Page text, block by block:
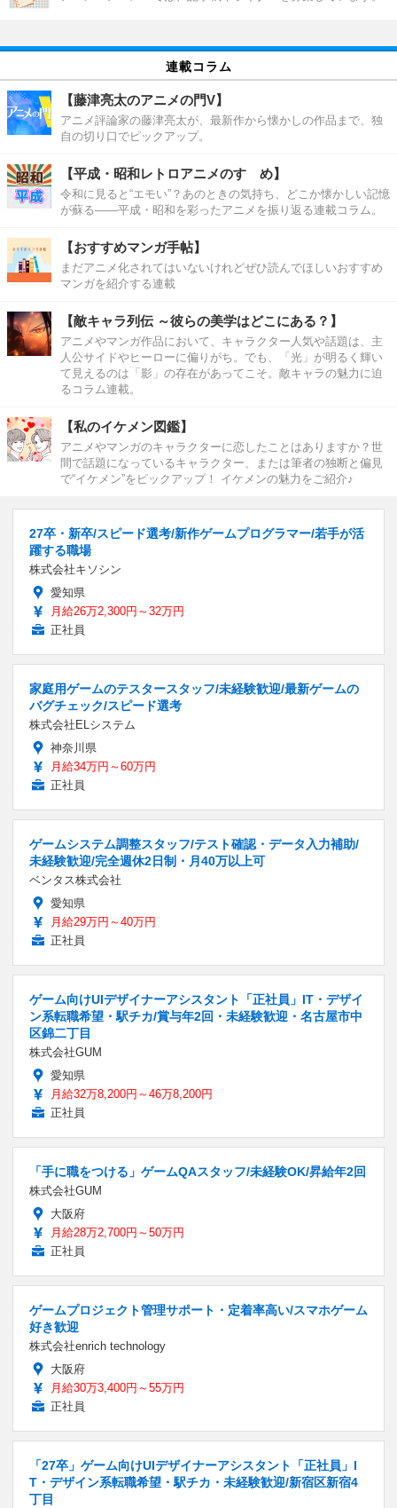
連載コラム
【藤津亮太のアニメの門V】
アニメ評論家の藤津亮太が、最新作から懐かしの作品まで、独
自の切り口でピックアップ。
【平成・昭和レトロアニメのすゝめ】
令和に見ると“エモい”？あのときの気持ち、どこか懐かしい記憶
が蘇る――平成・昭和を彩ったアニメを振り返る連載コラム。
【おすすめマンガ手帖】
まだアニメ化されてはいないけれどぜひ読んでほしいおすすめ
マンガを紹介する連載
【敵キャラ列伝 ～彼らの美学はどこにある？】
アニメやマンガ作品において、キャラクター人気や話題は、主
人公サイドやヒーローに偏りがち。でも、「光」が明るく輝い
て見えるのは「影」の存在があってこそ。敵キャラの魅力に迫
るコラム連載。
【私のイケメン図鑑】
アニメやマンガのキャラクターに恋したことはありますか？世
間で話題になっているキャラクター、または筆者の独断と偏見
で“イケメン”をピックアップ！ イケメンの魅力をご紹介♪
27卒・新卒/スピード選考/新作ゲームプログラマー/若手が活
躍する職場
株式会社キソシン
愛知県
月給26万2,300円～32万円
正社員
家庭用ゲームのテスタースタッフ/未経験歓迎/最新ゲームの
バグチェック/スピード選考
株式会社ELシステム
神奈川県
月給34万円～60万円
正社員
ゲームシステム調整スタッフ/テスト確認・データ入力補助/
未経験歓迎/完全週休2日制・月40万以上可
ベンタス株式会社
愛知県
月給29万円～40万円
正社員
ゲーム向けUIデザイナーアシスタント「正社員」IT・デザイ
ン系転職希望・駅チカ/賞与年2回・未経験歓迎・名古屋市中
区錦二丁目
株式会社GUM
愛知県
月給32万8,200円～46万8,200円
正社員
「手に職をつける」ゲームQAスタッフ/未経験OK/昇給年2回
株式会社GUM
大阪府
月給28万2,700円～50万円
正社員
ゲームプロジェクト管理サポート・定着率高い/スマホゲーム
好き歓迎
株式会社enrich technology
大阪府
月給30万3,400円～55万円
正社員
「27卒」ゲーム向けUIデザイナーアシスタント「正社員」I
T・デザイン系転職希望・駅チカ・未経験歓迎/新宿区新宿4
丁目